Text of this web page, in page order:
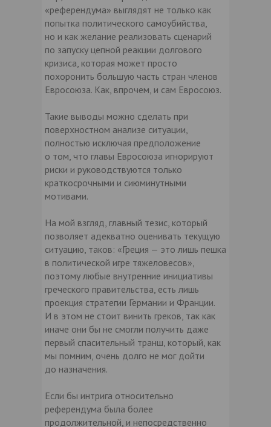
«референдума» выглядят не только как
попытка политического самоубийства,
но и как желание реализовать сценарий
по запуску цепной реакции долгового
кризиса, которая может просто
похоронить большую часть стран членов
Евросоюза. Как, впрочем, и сам Евросоюз.
Такие выводы можно сделать при
поверхностном анализе ситуации,
полностью исключая предположение
о том, что главы Евросоюза игнорируют
риски и руководствуются только
краткосрочными и сиюминутными
мотивами.
На мой взгляд, главный тезис, который
позволяет адекватно оценивать текущую
ситуацию, таков: «Греция — это лишь пешка
в политической игре тяжеловесов»,
поэтому любые внутренние инициативы
греческого правительства, есть лишь
проекция стратегии Германии и Франции.
И в этом не стоит винить греков, так как
иначе они бы не смогли получить даже
первый спасительный транш, который, как
мы помним, очень долго не мог дойти
до назначения.
Если бы интрига относительно
референдума была более
продолжительной, и непосредственно